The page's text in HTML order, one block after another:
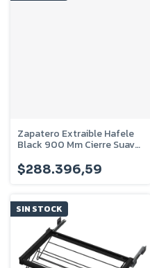
Zapatero Extraible Hafele
Black 900 Mm Cierre Suave
$288.396,59
SIN STOCK